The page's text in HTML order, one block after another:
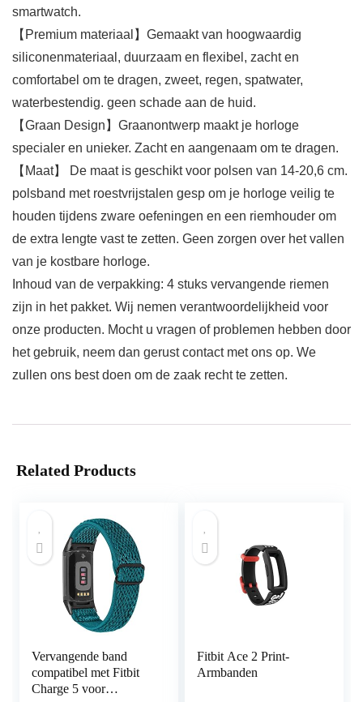
smartwatch.
【Premium materiaal】Gemaakt van hoogwaardig
siliconenmateriaal, duurzaam en flexibel, zacht en
comfortabel om te dragen, zweet, regen, spatwater,
waterbestendig. geen schade aan de huid.
【Graan Design】Graanontwerp maakt je horloge
specialer en unieker. Zacht en aangenaam om te dragen.
【Maat】 De maat is geschikt voor polsen van 14-20,6 cm.
polsband met roestvrijstalen gesp om je horloge veilig te
houden tijdens zware oefeningen en een riemhouder om
de extra lengte vast te zetten. Geen zorgen over het vallen
van je kostbare horloge.
Inhoud van de verpakking: 4 stuks vervangende riemen
zijn in het pakket. Wij nemen verantwoordelijkheid voor
onze producten. Mocht u vragen of problemen hebben door
het gebruik, neem dan gerust contact met ons op. We
zullen ons best doen om de zaak recht te zetten.
Related Products
Vervangende band
compatibel met Fitbit
Charge 5 voor
Fitbit Ace 2 Print-
Armbanden